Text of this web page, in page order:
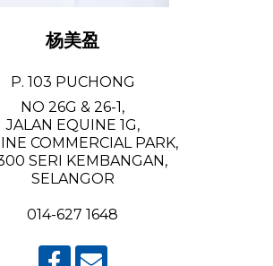
杨美盈
P. 103 PUCHONG
NO 26G & 26-1,
JALAN EQUINE 1G,
COMMERCIAL PARK,
SERI KEMBANGAN,
SELANGOR
014-627 1648